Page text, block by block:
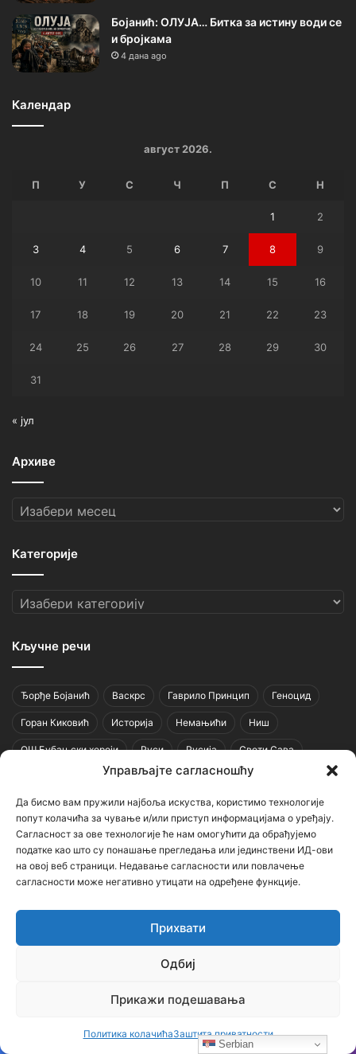
Управљајте сагласношћу
Да бисмо вам пружили најбоља искуства, користимо технологије
попут колачића за чување и/или приступ информацијама о уређају.
Сагласност за ове технологије ће нам омогућити да обрађујемо
податке као што су понашање прегледања или јединствени ИД-ови
на овој веб страници. Недавање сагласности или повлачење
сагласности може негативно утицати на одређене функције.
Прихвати
Одбиј
Прикажи подешавања
Политика колачићаЗаштита приватности
Бојанић: ОЛУЈА… Битка за истину води се
и бројкама
4 дана ago
Календар
август 2026.
П У С Ч П С Н
1 2
3 4 5 6 7 8 9
10 11 12 13 14 15 16
17 18 19 20 21 22 23
24 25 26 27 28 29 30
31
« јул
Архиве
Архиве
Категорије
Категорије
Кључне речи
Ђорђе Бојанић Васкрс Гаврило Принцип Геноцид
Горан Киковић Историја Немањићи Ниш
ОШ Бубањски хероји Руси Русија Свети Сава
Усташе Хрвати Црна Гора
српска историја
Напомена
преузети су са других сајтова и портала уз наведене изворе.
Уколико садрже нетачне наводе, вређају неког, или крше
ради уклањања спорног садржаја.
Контактирајте нас: bojanic73@gmail.com
Serbian